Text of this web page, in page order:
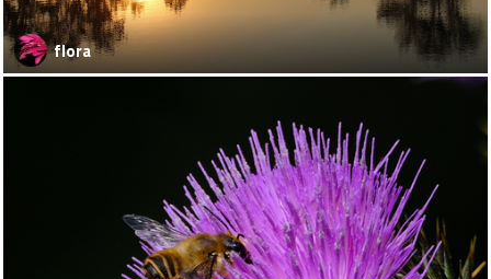
flora